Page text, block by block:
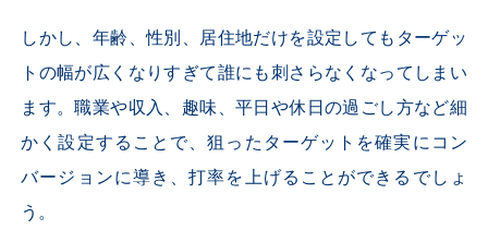
しかし、年齢、性別、居住地だけを設定してもターゲッ
トの幅が広くなりすぎて誰にも刺さらなくなってしまい
ます。職業や収入、趣味、平日や休日の過ごし方など細
かく設定することで、狙ったターゲットを確実にコン
バージョンに導き、打率を上げることができるでしょ
う。